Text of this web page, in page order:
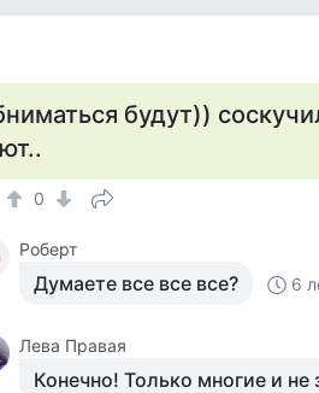
будут))
0
Роберт
Думаете все все все? 6
Лева Правая
Конечно! Только многие и не